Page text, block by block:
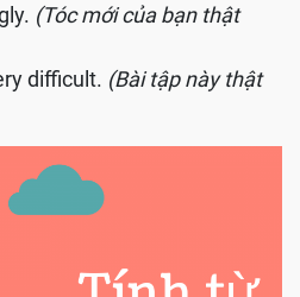
(Tóc mới của bạn thật
difficult. (Bài tập này thật